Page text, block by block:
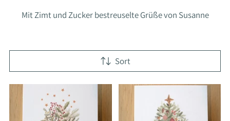
Mit Zimt und Zucker bestreuselte Grüße von Susanne
Sort